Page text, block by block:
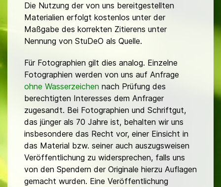
Die Nutzung der von uns bereitgestellten
Materialien erfolgt kostenlos unter der
Maßgabe des korrekten Zitierens unter
Nennung von StuDeO als Quelle.
Für Fotographien gilt dies analog. Einzelne
Fotographien werden von uns auf Anfrage
ohne Wasserzeichen nach Prüfung des
berechtigten Interesses dem Anfrager
zugesandt. Bei Fotographien und Schriftgut,
das jünger als 70 Jahre ist, behalten wir uns
insbesondere das Recht vor, einer Einsicht in
das Material bzw. seiner auch auszugsweisen
Veröffentlichung zu widersprechen, falls uns
von den Spendern der Originale hierzu Auflagen
gemacht wurden. Eine Veröffentlichung